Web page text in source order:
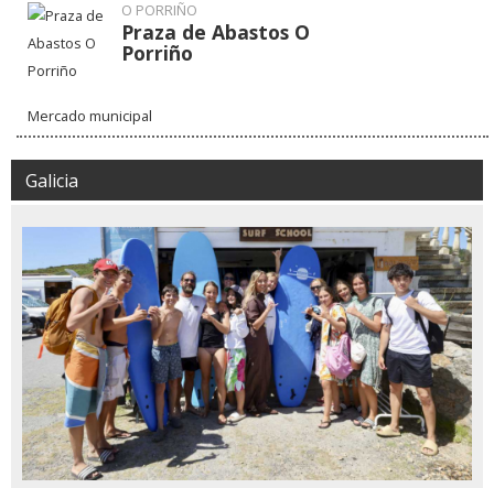
O PORRIÑO
Praza de Abastos O
Porriño
Mercado municipal
Galicia